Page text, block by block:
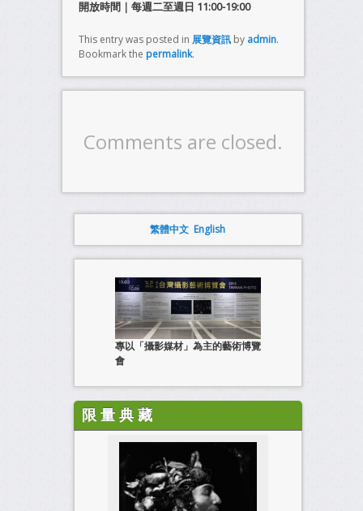
開放時間｜每週二至週日 11:00-19:00
This entry was posted in 展覽資訊by admin.
Bookmark the permalink.
Comments are closed.
繁體中文 English
專以「攝影媒材」為主的藝術博覽
會
限 量 典 藏